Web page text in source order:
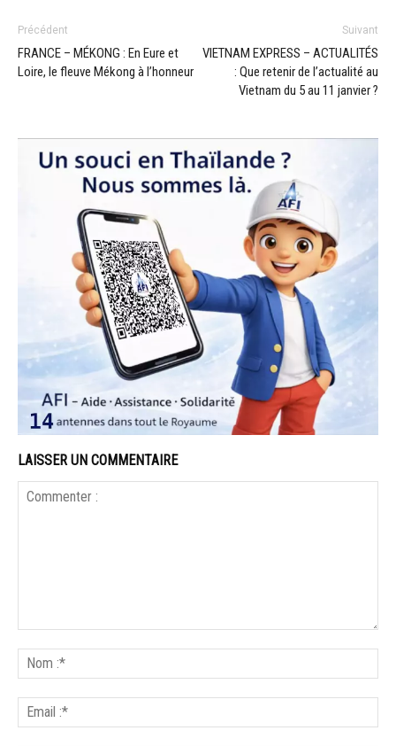
Précédent
FRANCE – MÉKONG : En Eure et
Loire, le fleuve Mékong à l’honneur
Suivant
VIETNAM EXPRESS – ACTUALITÉS
: Que retenir de l’actualité au
Vietnam du 5 au 11 janvier ?
LAISSER UN COMMENTAIRE